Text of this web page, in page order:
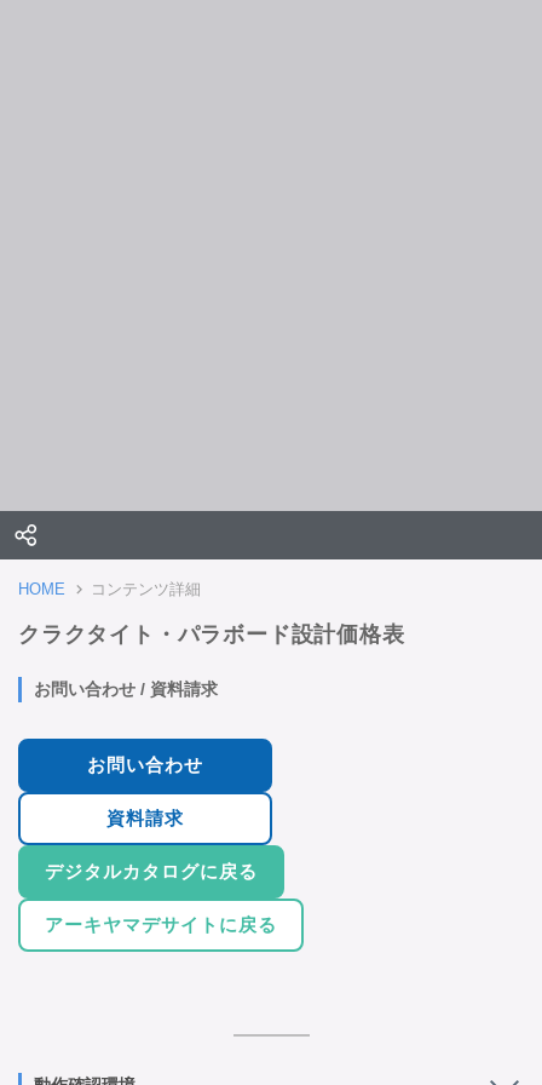
HOME コンテンツ詳細
クラクタイト・パラボード設計価格表
お問い合わせ / 資料請求
お問い合わせ
資料請求
デジタルカタログに戻る
アーキヤマデサイトに戻る